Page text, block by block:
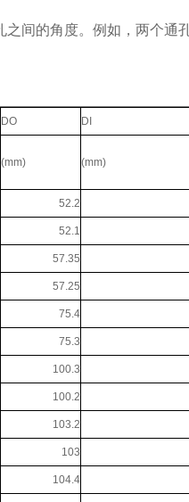
间的角度。例如，两个通
DO DI
(mm) (mm)
52.2
52.1
57.35
57.25
75.4
75.3
100.3
100.2
103.2
103
104.4